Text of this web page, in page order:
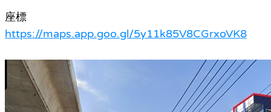
座標
https://maps.app.goo.gl/5y11k85V8CGrxoVK8